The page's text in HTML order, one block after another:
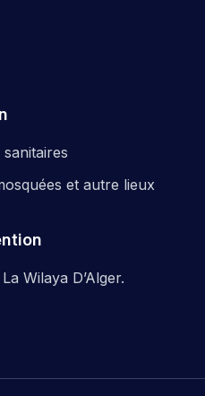
et autre lieux
Wilaya D’Alger.